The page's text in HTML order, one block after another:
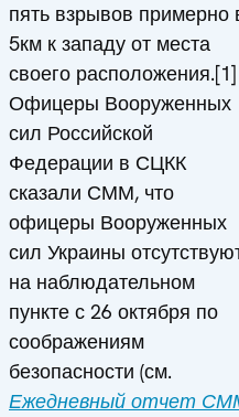
пять взрывов примерно
5км к западу от места
своего расположения.[1]
Офицеры Вооруженных
сил Российской
Федерации в СЦКК
сказали СММ, что
офицеры Вооруженных
сил Украины
на наблюдательном
пункте с 26 октября по
соображениям
безопасности (см.
Ежедневный отчет